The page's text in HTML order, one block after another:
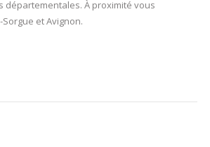
départementales. À proximité vous
et Avignon.